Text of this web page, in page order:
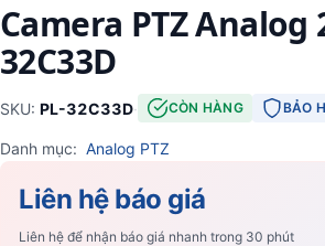
Camera PTZ Analog
32C33D
SKU: PL-32C33D· CÒN HÀNG BẢO
Danh mục: Analog PTZ
Liên hệ báo giá
Liên hệ để nhận báo giá nhanh trong 30 phút